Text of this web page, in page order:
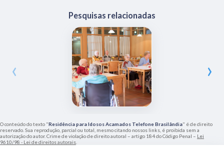
Pesquisas relacionadas
‹ ›
O conteúdo do texto "Residência para Idosos Acamados Telefone Brasilândia" é de direito
reservado. Sua reprodução, parcial ou total, mesmo citando nossos links, é proibida sem a
autorização do autor. Crime de violação de direito autoral – artigo 184 do Código Penal – Lei
9610/98 - Lei de direitos autorais